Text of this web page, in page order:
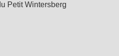
Petit Wintersberg